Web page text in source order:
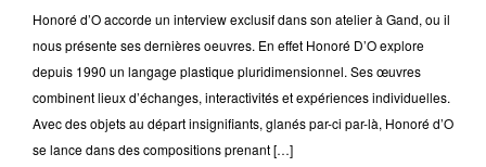
Honoré d’O accorde un interview exclusif dans son atelier à Gand, ou il
nous présente ses dernières oeuvres. En effet Honoré D’O explore
depuis 1990 un langage plastique pluridimensionnel. Ses œuvres
combinent lieux d’échanges, interactivités et expériences individuelles.
Avec des objets au départ insignifiants, glanés par-ci par-là, Honoré d’O
se lance dans des compositions prenant […]